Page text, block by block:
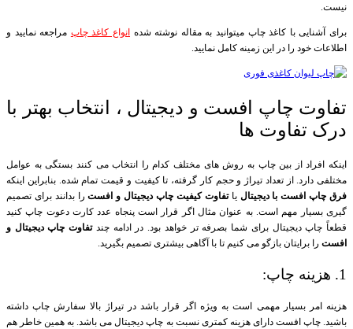
نیست.
برای آشنایی با کاغذ چاپ میتوانید به مقاله نوشته شده انواع کاغذ چاپ مراجعه نمایید و
اطلاعات خود را در این زمینه کامل نمایید.
تفاوت چاپ افست و دیجیتال ، انتخاب بهتر با
درک تفاوت ها
اینکه افراد از بین چاپ به روش های مختلف کدام را انتخاب می کنند بستگی به عوامل
مختلفی دارد. از تعداد تیراژ و حجم کار گرفته، تا کیفیت و قیمت تمام شده. بنابراین اینکه
فرق چاپ افست با دیجیتال یاتفاوت کیفیت چاپ دیجیتال و افسترا بدانند برای تصمیم
گیری بسیار مهم است. به عنوان مثال اگر قرار است پنجاه عدد کارت دعوت چاپ کنید
قطعاً چاپ دیجیتال برای شما بصرفه تر خواهد بود. در ادامه چند تفاوت چاپ دیجیتال و
افست را برایتان بازگو می کنیم تا با آگاهی بیشتری تصمیم بگیرید.
1. هزینه چاپ:
هزینه امر بسیار مهمی است به ویژه اگر قرار باشد در تیراژ بالا سفارش چاپ داشته
باشید. چاپ افست دارای هزینه کمتری نسبت به چاپ دیجیتال می باشد. به همین خاطر هم